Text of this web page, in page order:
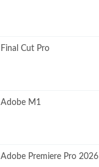
Final Cut Pro
Adobe M1
Adobe Premiere Pro 2026